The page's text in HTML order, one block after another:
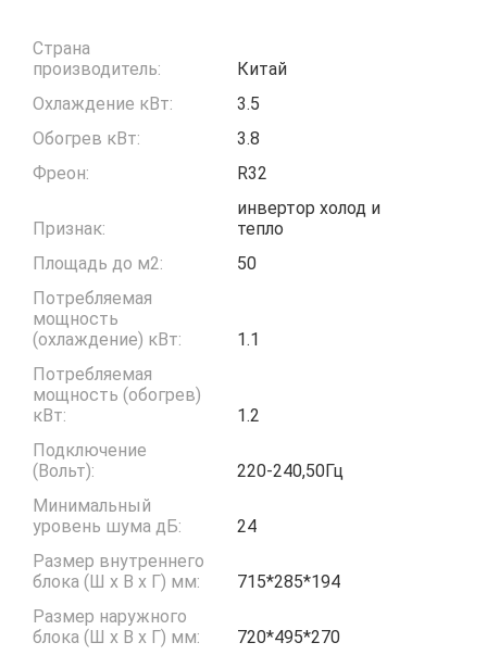
Страна
производитель:
Китай
Охлаждение кВт:
3.5
Обогрев кВт:
3.8
Фреон:
R32
Признак:
инвертор холод и
тепло
Площадь до м2:
50
Потребляемая
мощность
(охлаждение) кВт:
1.1
Потребляемая
мощность (обогрев)
кВт:
1.2
Подключение
(Вольт):
220-240,50Гц
Минимальный
уровень шума дБ:
24
Размер внутреннего
блока (Ш x В x Г) мм:
715*285*194
Размер наружного
блока (Ш x В x Г) мм:
720*495*270